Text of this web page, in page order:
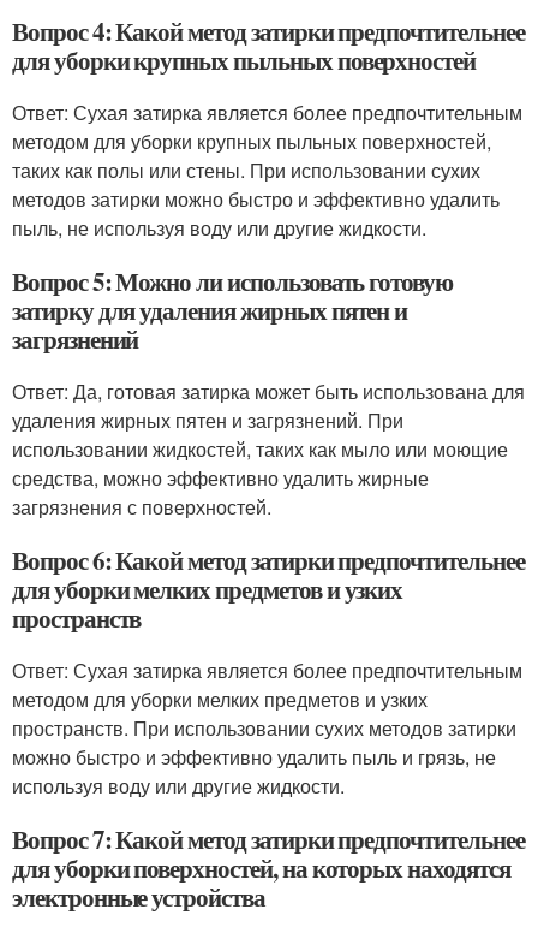
Вопрос 4: Какой метод затирки предпочтительнее
для уборки крупных пыльных поверхностей
Ответ: Сухая затирка является более предпочтительным
методом для уборки крупных пыльных поверхностей,
таких как полы или стены. При использовании сухих
методов затирки можно быстро и эффективно удалить
пыль, не используя воду или другие жидкости.
Вопрос 5: Можно ли использовать готовую
затирку для удаления жирных пятен и
загрязнений
Ответ: Да, готовая затирка может быть использована для
удаления жирных пятен и загрязнений. При
использовании жидкостей, таких как мыло или моющие
средства, можно эффективно удалить жирные
загрязнения с поверхностей.
Вопрос 6: Какой метод затирки предпочтительнее
для уборки мелких предметов и узких
пространств
Ответ: Сухая затирка является более предпочтительным
методом для уборки мелких предметов и узких
пространств. При использовании сухих методов затирки
можно быстро и эффективно удалить пыль и грязь, не
используя воду или другие жидкости.
Вопрос 7: Какой метод затирки предпочтительнее
для уборки поверхностей, на которых находятся
электронные устройства